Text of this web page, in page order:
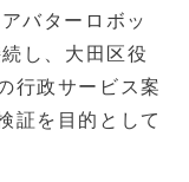
バターロボッ
し、大田区役
行政サービス案
証を目的として